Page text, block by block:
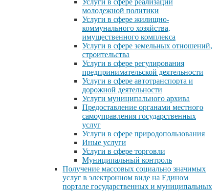
Услуги в сфере реализации
молодежной политики
Услуги в сфере жилищно-
коммунального хозяйства,
имущественного комплекса
Услуги в сфере земельных отношений,
строительства
Услуги в сфере регулирования
предпринимательской деятельности
Услуги в сфере автотранспорта и
дорожной деятельности
Услуги муниципального архива
Предоставление органами местного
самоуправления государственных
услуг
Услуги в сфере природопользования
Иные услуги
Услуги в сфере торговли
Муниципальный контроль
Получение массовых социально значимых
услуг в электронном виде на Едином
портале государственных и муниципальных